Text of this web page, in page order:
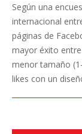
14
Según una
internacional
páginas de
mayor éxito
menor tamaño
likes con un